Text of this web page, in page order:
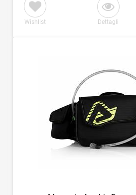
Wishlist Dettagli